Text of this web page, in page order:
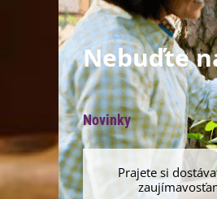
Nebuďte
Novinky
Prajete si